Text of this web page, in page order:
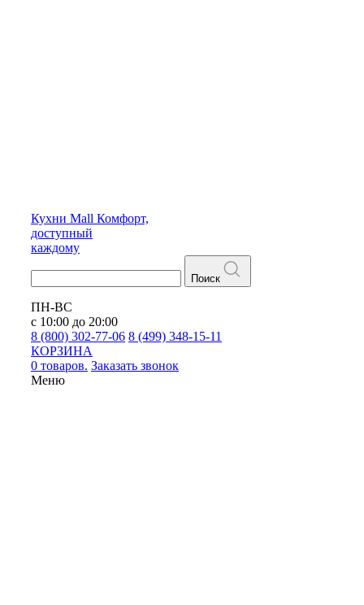
Кухни Mall Комфорт,
доступный
каждому
Поиск
ПН-ВС
с 10:00 до 20:00
8 (800) 302-77-06 8 (499) 348-15-11
КОРЗИНА
0 товаров. Заказать звонок
Меню